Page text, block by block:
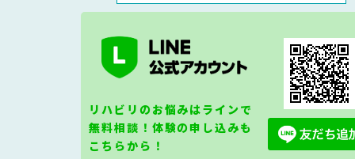
リハビリのお悩みはラインで
無料相談！体験の申し込みも
こちらから！